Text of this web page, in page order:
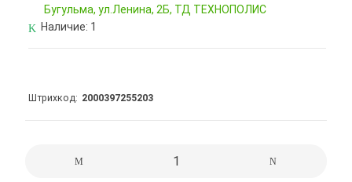
Бугульма, ул.Ленина, 2Б, ТД ТЕХНОПОЛИС
Наличие: 1
Штрихкод 2000397255203